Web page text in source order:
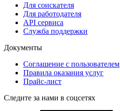
Для соискателя
Для работодателя
API сервиса
Служба поддержки
Документы
Соглашение с пользователем
Правила оказания услуг
Прайс-лист
Следите за нами в соцсетях